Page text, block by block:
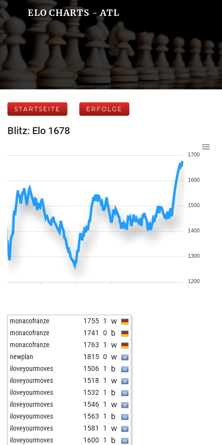
ELO CHARTS - ATL
STARTSEITE ERFOLGE
Blitz: Elo 1678
1700
1600
1500
1400
1300
1200
monacofranze 1755 1 w
monacofranze 1741 0 b
monacofranze 1763 1 w
newplan 1815 0 w
iloveyourmoves 1506 1 b
iloveyourmoves 1518 1 w
iloveyourmoves 1532 1 b
iloveyourmoves 1546 1 w
iloveyourmoves 1563 1 b
iloveyourmoves 1581 1 w
iloveyourmoves 1600 1 b